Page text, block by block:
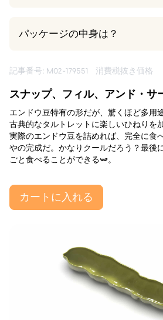
パッケージの中身は？
記事番号: M02-179551 消費税抜き価格
スナップ、フィル、アンド・サ
エンドウ豆特有の形だが、驚くほど多用
古典的なタルトレットに楽しいひねりを
実際のエンドウ豆を詰めれば、完全に食
やの完成だ。かなりクールだろう？最後
ごと食べることができる🫛。
カートに入れる